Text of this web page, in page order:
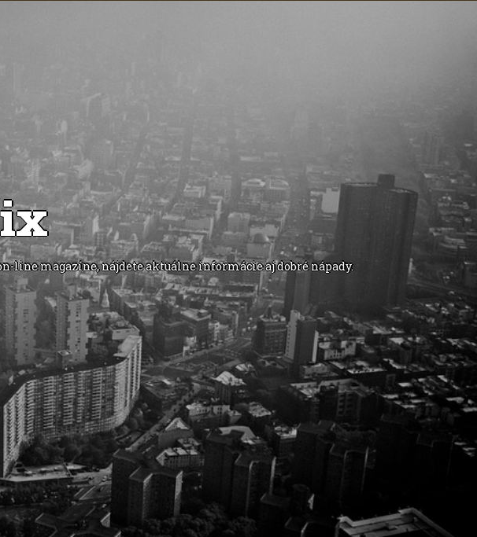
line magazíne, nájdete aktuálne informácie aj dobré nápady.